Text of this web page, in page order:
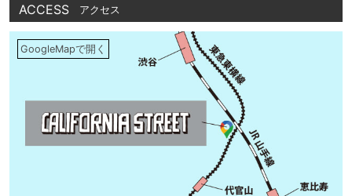
ACCESS アクセス
GoogleMapで開く